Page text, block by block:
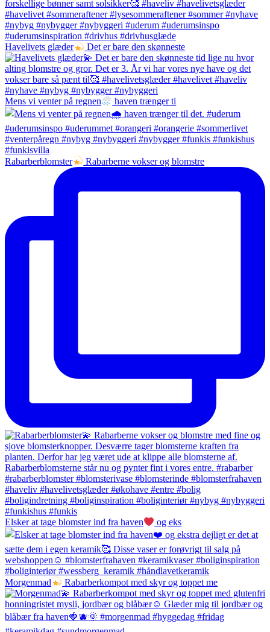
Havelivets glæder Det er bare den skønneste
Mens vi venter på regnen haven trænger ti
Rabarberblomster Rabarberne vokser og blomstre
Elsker at tage blomster ind fra haven og eks
Morgenmad Rabarberkompot med skyr og toppet me